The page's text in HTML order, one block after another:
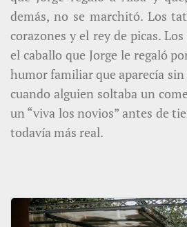
demás, no se marchitó. Los
corazones y el rey de picas.
el caballo que Jorge le regaló
humor familiar que aparecía
cuando alguien soltaba un
un “viva los novios” antes de
todavía más real.